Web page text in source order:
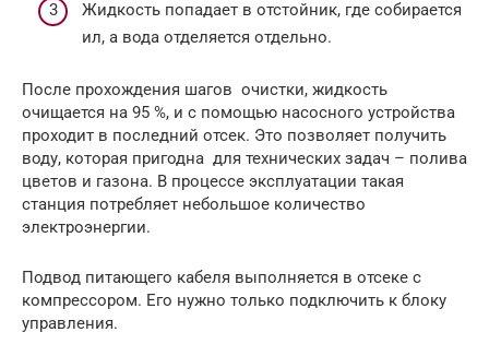
Жидкость попадает в отстойник, где собирается
ил, а вода отделяется отдельно.
После прохождения шагов очистки, жидкость
очищается на 95 %, и с помощью насосного устройства
проходит в последний отсек. Это позволяет получить
воду, которая пригодна для технических задач – полива
цветов и газона. В процессе эксплуатации такая
станция потребляет небольшое количество
электроэнергии.
Подвод питающего кабеля выполняется в отсеке с
компрессором. Его нужно только подключить к блоку
управления.